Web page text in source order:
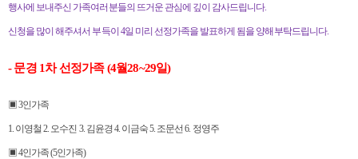
행사에 보내주신 가족여러분들의 뜨거운 관심에 깊이 감사드립니다.
신청을 많이 해주셔서 부득이 4일 미리 선정가족을 발표하게 됨을 양해부탁드립니다.
- 문경 1차 선정가족 (4월28~29일)
▣ 3인가족
1. 이영철 2. 오수진 3. 김윤경 4. 이금숙 5. 조문선 6. 정영주
▣ 4인가족 (5인가족)